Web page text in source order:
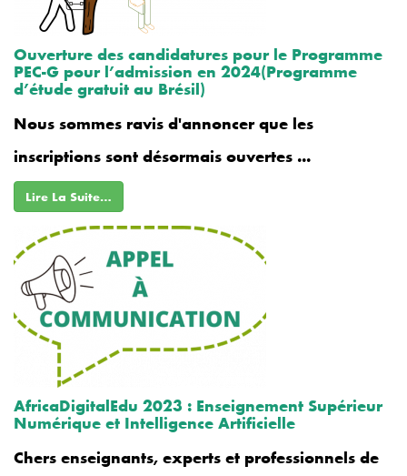
Ouverture des candidatures pour le Programme
PEC-G pour l’admission en 2024(Programme
d’étude gratuit au Brésil)
Nous sommes ravis d'annoncer que les
inscriptions sont désormais ouvertes ...
Lire La Suite…
AfricaDigitalEdu 2023 : Enseignement Supérieur
Numérique et Intelligence Artificielle
Chers enseignants, experts et professionnels de